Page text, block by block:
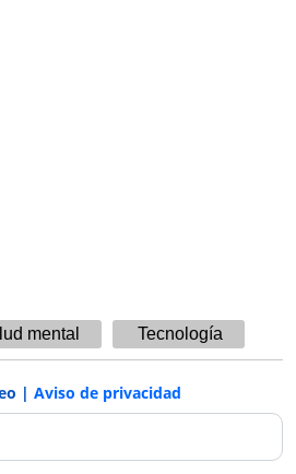
mental Tecnología
| Aviso de privacidad